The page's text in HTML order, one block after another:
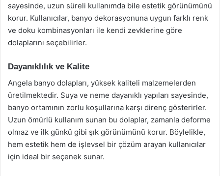
sayesinde, uzun süreli kullanımda bile estetik görünümünü
korur. Kullanıcılar, banyo dekorasyonuna uygun farklı renk
ve doku kombinasyonları ile kendi zevklerine göre
dolaplarını seçebilirler.
Dayanıklılık ve Kalite
Angela banyo dolapları, yüksek kaliteli malzemelerden
üretilmektedir. Suya ve neme dayanıklı yapıları sayesinde,
banyo ortamının zorlu koşullarına karşı direnç gösterirler.
Uzun ömürlü kullanım sunan bu dolaplar, zamanla deforme
olmaz ve ilk günkü gibi şık görünümünü korur. Böylelikle,
hem estetik hem de işlevsel bir çözüm arayan kullanıcılar
için ideal bir seçenek sunar.